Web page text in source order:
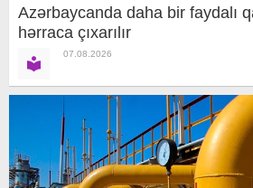
Azərbaycanda daha bir faydalı
hərraca çıxarılır
07.08.2026